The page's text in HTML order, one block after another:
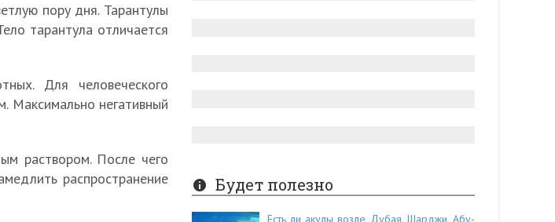
пору дня. Тарантулы
тарантула отличается
Для человеческого
Максимально негативный
раствором. После чего
распространение
Будет полезно
Есть ли акулы возле Дубая, Шарджи, Абу-